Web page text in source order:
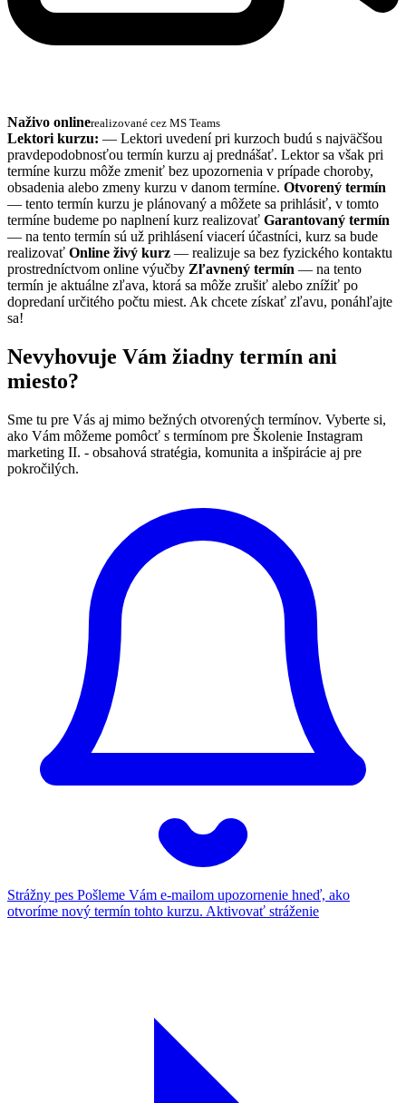
Naživo onlinerealizované cez MS Teams
Lektori kurzu: — Lektori uvedení pri kurzoch budú s najväčšou
pravdepodobnosťou termín kurzu aj prednášať. Lektor sa však pri
termíne kurzu môže zmeniť bez upozornenia v prípade choroby,
obsadenia alebo zmeny kurzu v danom termíne. Otvorený termín
— tento termín kurzu je plánovaný a môžete sa prihlásiť, v tomto
termíne budeme po naplnení kurz realizovať Garantovaný termín
— na tento termín sú už prihlásení viacerí účastníci, kurz sa bude
realizovať Online živý kurz — realizuje sa bez fyzického kontaktu
prostredníctvom online výučby Zľavnený termín — na tento
termín je aktuálne zľava, ktorá sa môže zrušiť alebo znížiť po
dopredaní určitého počtu miest. Ak chcete získať zľavu, ponáhľajte
sa!
Nevyhovuje Vám žiadny termín ani
miesto?
Sme tu pre Vás aj mimo bežných otvorených termínov. Vyberte si,
ako Vám môžeme pomôcť s termínom pre Školenie Instagram
marketing II. - obsahová stratégia, komunita a inšpirácie aj pre
pokročilých.
Strážny pes Pošleme Vám e-mailom upozornenie hneď, ako
otvoríme nový termín tohto kurzu. Aktivovať stráženie